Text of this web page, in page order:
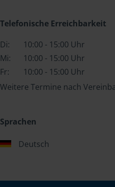
Telefonische Erreichbarkeit
Di:
10:00 - 15:00 Uhr
Mi:
10:00 - 15:00 Uhr
Fr:
10:00 - 15:00 Uhr
Weitere Termine nach
Sprachen
Deutsch